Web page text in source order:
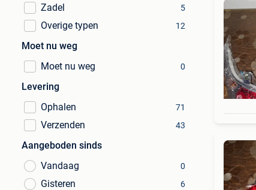
Zadel 5
Overige typen 12
Moet nu weg
Moet nu weg
0
Levering
Ophalen
71
Verzenden 43
Aangeboden sinds
Vandaag
0
Gisteren 6